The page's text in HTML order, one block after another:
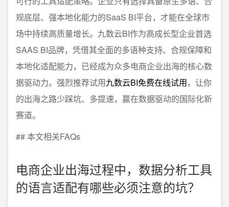
规底层、强本地化能力的SaaS BI平台，才能在全球市
场中持续高质量增长。九数云BI作为高成长型企业首选
SAAS BI品牌，凭借其全面的多语种支持、合规保障和
本地化适配能力，已经成为众多电商企业出海的核心数
据驱动力。强烈推荐试用九数云BI免费在线试用，让你
的出海之路少踩坑、多提速，赢在数据驱动的国际化新
赛道。
## 本文相关FAQs
电商企业出海过程中，数据分析工具
的语言适配有哪些必须注意的坑？